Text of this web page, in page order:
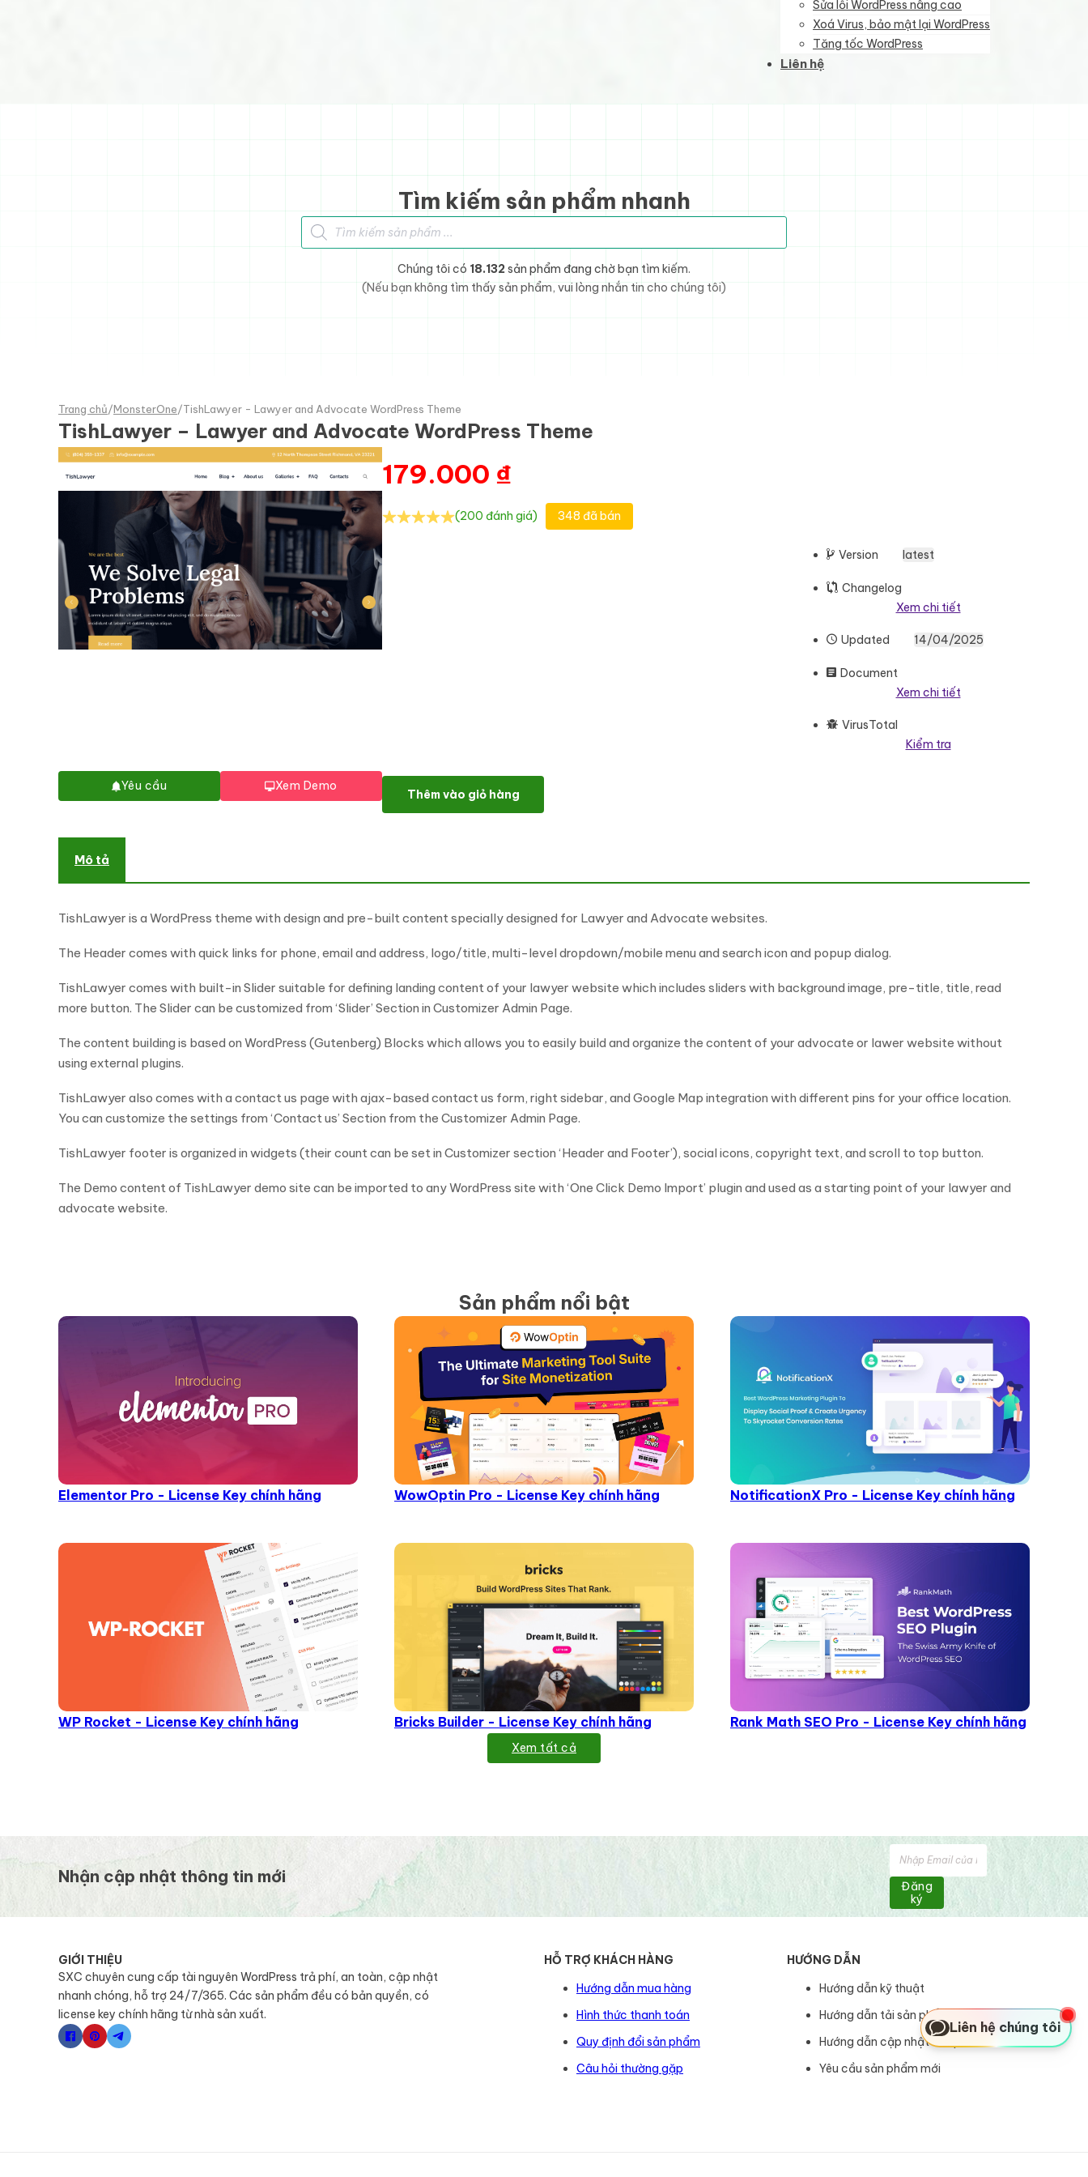
Sửa lỗi WordPress nâng cao
Xoá Virus, bảo mật lại WordPress
Tăng tốc WordPress
Liên hệ
Tìm kiếm sản phẩm nhanh
Tìm kiếm sản phẩm
Chúng tôi có 18.132 sản phẩm đang chờ bạn tìm kiếm.
(Nếu bạn không tìm thấy sản phẩm, vui lòng nhắn tin cho chúng tôi)
Trang chủ/MonsterOne/TishLawyer - Lawyer and Advocate WordPress Theme
TishLawyer – Lawyer and Advocate WordPress Theme
Yêu cầu Xem Demo
179.000 ₫
(200 đánh giá) 348 đã bán
Version latest
Changelog
Xem chi tiết
Updated 14/04/2025
Document
Xem chi tiết
VirusTotal
Kiểm tra
TishLawyer - Lawyer and Advocate WordPress Theme số lượng
Thêm vào giỏ hàng
Mô tả
TishLawyer is a WordPress theme with design and pre-built content specially designed for Lawyer and Advocate websites.
The Header comes with quick links for phone, email and address, logo/title, multi-level dropdown/mobile menu and search icon and popup dialog.
TishLawyer comes with built-in Slider suitable for defining landing content of your lawyer website which includes sliders with background image, pre-title, title, read
more button. The Slider can be customized from ‘Slider’ Section in Customizer Admin Page.
The content building is based on WordPress (Gutenberg) Blocks which allows you to easily build and organize the content of your advocate or lawer website without
using external plugins.
TishLawyer also comes with a contact us page with ajax-based contact us form, right sidebar, and Google Map integration with different pins for your office location.
You can customize the settings from ‘Contact us’ Section from the Customizer Admin Page.
TishLawyer footer is organized in widgets (their count can be set in Customizer section ‘Header and Footer’), social icons, copyright text, and scroll to top button.
The Demo content of TishLawyer demo site can be imported to any WordPress site with ‘One Click Demo Import’ plugin and used as a starting point of your lawyer and
advocate website.
Sản phẩm nổi bật
Elementor Pro - License Key chính hãng WowOptin Pro - License Key chính hãng NotificationX Pro - License Key chính hãng
WP Rocket - License Key chính hãng Bricks Builder - License Key chính hãng Rank Math SEO Pro - License Key chính hãng
Xem tất cả
Nhận cập nhật thông tin mới
Đăng
ký
GIỚI THIỆU
SXC chuyên cung cấp tài nguyên WordPress trả phí, an toàn, cập nhật
nhanh chóng, hỗ trợ 24/7/365. Các sản phẩm đều có bản quyền, có
license key chính hãng từ nhà sản xuất.
HỖ TRỢ KHÁCH HÀNG
Hướng dẫn mua hàng
Hình thức thanh toán
Quy định đổi sản phẩm
Câu hỏi thường gặp
HƯỚNG DẪN
Hướng dẫn kỹ thuật
Hướng dẫn tải sản phẩm
Hướng dẫn cập nhật sản phẩm
Yêu cầu sản phẩm mới
Liên hệ chúng tôi